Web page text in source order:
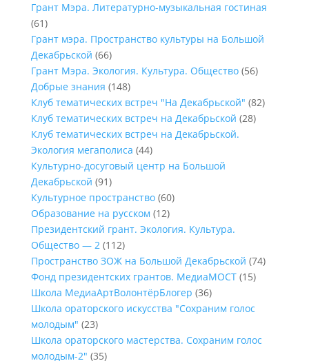
Грант Мэра. Литературно-музыкальная гостиная
(61)
Грант мэра. Пространство культуры на Большой
Декабрьской (66)
Грант Мэра. Экология. Культура. Общество(56)
Добрые знания (148)
Клуб тематических встреч "На Декабрьской" (82)
Клуб тематических встреч на Декабрьской (28)
Клуб тематических встреч на Декабрьской.
Экология мегаполиса (44)
Культурно-досуговый центр на Большой
Декабрьской (91)
Культурное пространство(60)
Образование на русском (12)
Президентский грант. Экология. Культура.
Общество — 2(112)
Пространство ЗОЖ на Большой Декабрьской (74)
Фонд президентских грантов. МедиаМОСТ(15)
Школа МедиаАртВолонтёрБлогер (36)
Школа ораторского искусства "Сохраним голос
молодым" (23)
Школа ораторского мастерства. Сохраним голос
молодым-2" (35)